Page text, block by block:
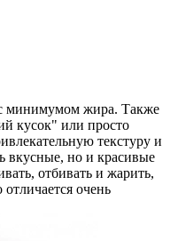
минимумом жира. Также
кусок" или просто
текстуру и
вкусные, но и красивые
отбивать и жарить,
очень